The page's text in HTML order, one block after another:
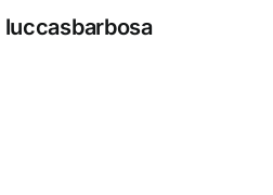
luccasbarbosa